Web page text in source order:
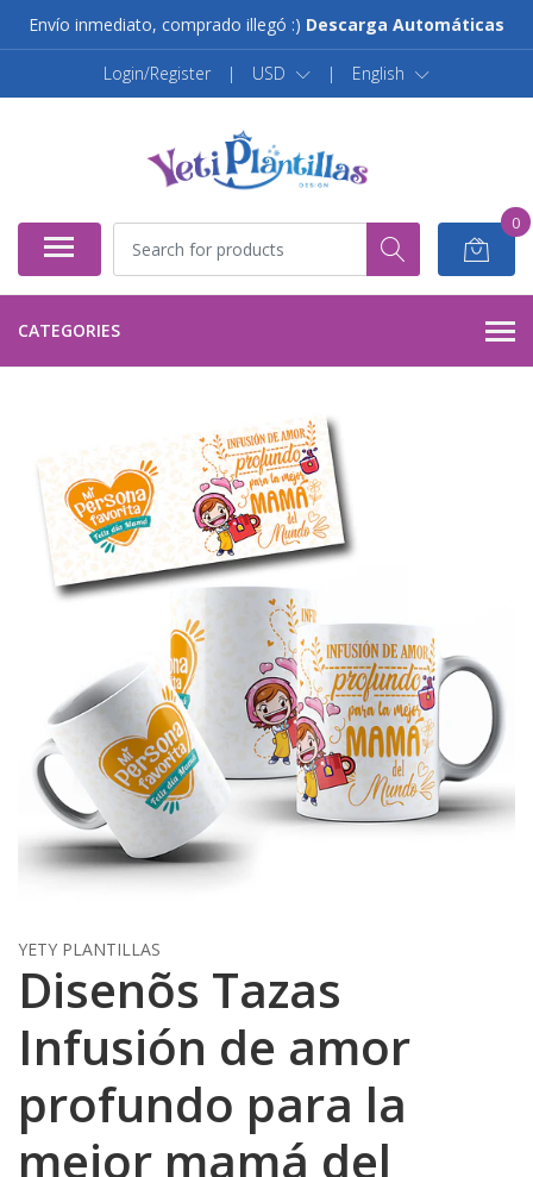
Envío inmediato, comprado illegó :) Descarga Automáticas
Login/Register | USD | English
0
CATEGORIES
YETY PLANTILLAS
Disenõs Tazas
Infusión de amor
profundo para la
mejor mamá del